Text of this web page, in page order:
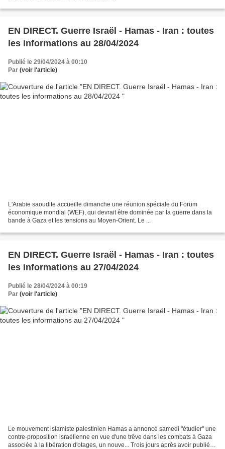
EN DIRECT. Guerre Israël - Hamas - Iran : toutes
les informations au 28/04/2024
Publié le 29/04/2024 à 00:10
Par (voir l'article)
L'Arabie saoudite accueille dimanche une réunion spéciale du Forum
économique mondial (WEF), qui devrait être dominée par la guerre dans la
bande à Gaza et les tensions au Moyen-Orient. Le ...
EN DIRECT. Guerre Israël - Hamas - Iran : toutes
les informations au 27/04/2024
Publié le 28/04/2024 à 00:19
Par (voir l'article)
Le mouvement islamiste palestinien Hamas a annoncé samedi "étudier" une
contre-proposition israélienne en vue d'une trêve dans les combats à Gaza
associée à la libération d'otages, un nouve... Trois jours après avoir publié